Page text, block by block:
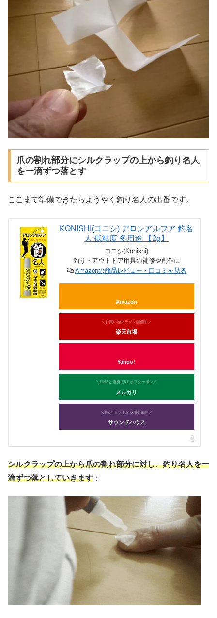
爪の割れ部分にシルクラップの上から釣り名人
を一滴ずつ落とす
ここまで準備できたらようやく釣り名人の出番です。
KONISHI(コニシ) アロンアルフア 釣名
人 低粘度 多用途 【2g】
コニシ(Konishi)
釣り・アウトドア用具の補修や創作に
Amazonの商品レビュー・口コミを見る
Amazon
＼お買い物マラソン開催中／
楽天市場
Yahoo!
＼LINEと連携で5％オフクーポン／
メルカリ
＼弦が1セットから送料無料／
サウンドハウス
シルクラップの上から爪の割れ部分に対し、釣り名人を一
滴ずつ落としていきます ：